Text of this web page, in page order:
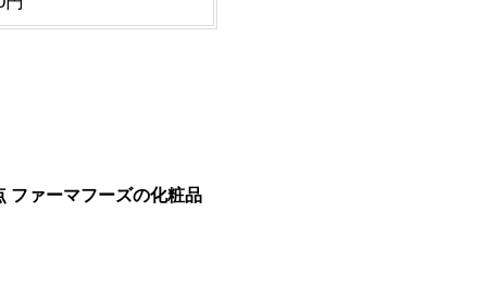
ファーマフーズの化粧品